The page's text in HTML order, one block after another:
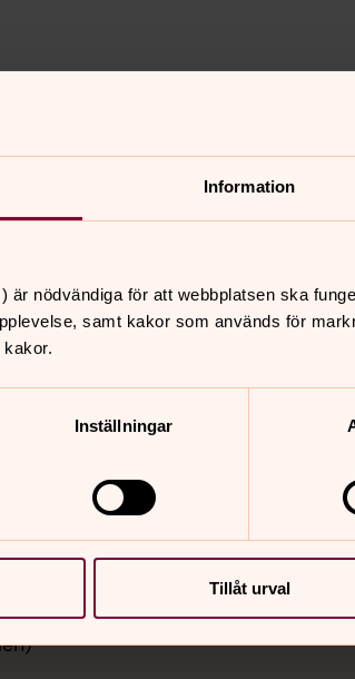
Information
är nödvändiga för att webbplatsen ska
samt kakor som används för
Inställningar
Tillåt urval
Borgviks kyrka
längs Silverleden
Hitta